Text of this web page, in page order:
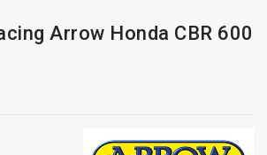
Arrow Honda CBR 600